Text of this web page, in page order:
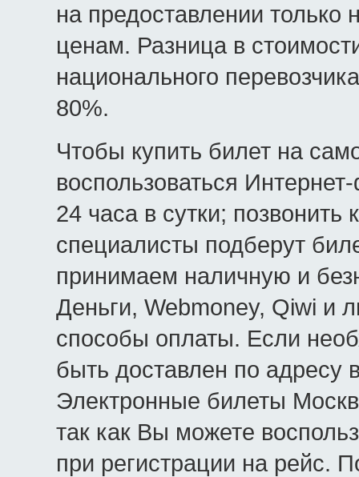
на предоставлении только
ценам. Разница в
национального
80%.
Чтобы купить билет на
воспользоваться
24 часа в сутки;
специалисты подберут
принимаем наличную и
Деньги, Webmoney, Qiwi и
способы оплаты. Если
быть доставлен по адресу
Электронные билеты
так как Вы можете
при регистрации на рейс.